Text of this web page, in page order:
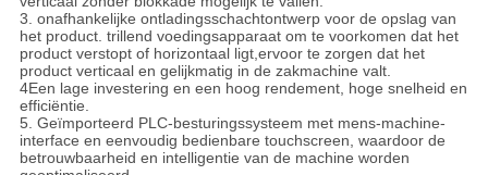
3. onafhankelijke ontladingsschachtontwerp voor de opslag van
het product. trillend voedingsapparaat om te voorkomen dat het
product verstopt of horizontaal ligt,ervoor te zorgen dat het
product verticaal en gelijkmatig in de zakmachine valt.
4Een lage investering en een hoog rendement, hoge snelheid en
efficiëntie.
5. Geïmporteerd PLC-besturingssysteem met mens-machine-
interface en eenvoudig bedienbare touchscreen, waardoor de
betrouwbaarheid en intelligentie van de machine worden